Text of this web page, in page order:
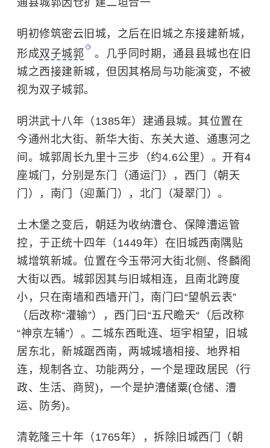
明初修筑密云旧城，之后在旧城之东接建新城，
形成双子城郭
。几乎同时期，通县县城也在旧
城之西接建新城，但因其格局与功能演变，不被
视为双子城郭。
明洪武十八年（1385年）建通县城。其位置在
今通州北大街、新华大街、东关大道、通惠河之
间。城郭周长九里十三步（约4.6公里）。开有4
座城门，分别是东门（通运门），西门（朝天
门），南门（迎薰门），北门（凝翠门）。
土木堡之变后，朝廷为收纳漕仓、保障漕运管
控，于正统十四年（1449年）在旧城西南隅贴
城增筑新城。位置在今玉带河大街北侧、佟麟阁
大街以西。城郭因其与旧城相连，且南北跨度
小，只在南墙和西墙开门，南门曰“望帆云表”
（后改称“灌输”），西门曰“五尺瞻天“（后改称
“神京左辅”）。二城东西毗连、垣宇相望，旧城
居东北，新城踞西南，两城城墙相接、地界相
连，规制各立、功能两分，一个是理政居民（行
政、生活、商贸)，一个是护漕储粟(仓储、漕
运、防务)。
清乾隆三十年（1765年），拆除旧城西门（朝